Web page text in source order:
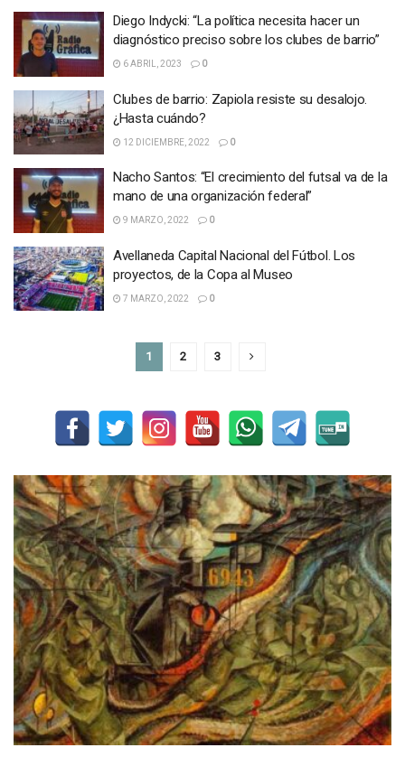
Diego Indycki: “La política necesita hacer un
diagnóstico preciso sobre los clubes de barrio”
6 ABRIL, 2023 0
Clubes de barrio: Zapiola resiste su desalojo.
¿Hasta cuándo?
12 DICIEMBRE, 2022 0
Nacho Santos: “El crecimiento del futsal va de la
mano de una organización federal”
9 MARZO, 2022 0
Avellaneda Capital Nacional del Fútbol. Los
proyectos, de la Copa al Museo
7 MARZO, 2022 0
1 2 3